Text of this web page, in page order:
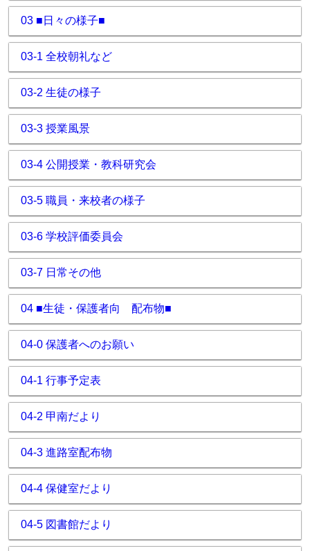
03 ■日々の様子■
03-1 全校朝礼など
03-2 生徒の様子
03-3 授業風景
03-4 公開授業・教科研究会
03-5 職員・来校者の様子
03-6 学校評価委員会
03-7 日常その他
04 ■生徒・保護者向 配布物■
04-0 保護者へのお願い
04-1 行事予定表
04-2 甲南だより
04-3 進路室配布物
04-4 保健室だより
04-5 図書館だより